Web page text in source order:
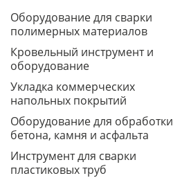
Оборудование для сварки
полимерных материалов
Кровельный инструмент и
оборудование
Укладка коммерческих
напольных покрытий
Оборудование для обработки
бетона, камня и асфальта
Инструмент для сварки
пластиковых труб